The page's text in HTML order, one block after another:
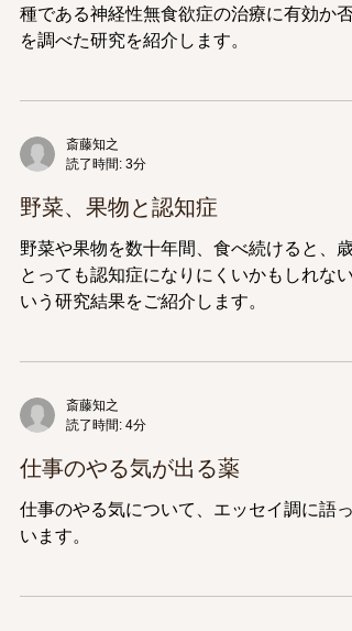
種である神経性無食欲症の治療に有効か否
を調べた研究を紹介します。
斎藤知之
読了時間: 3分
野菜、果物と認知症
野菜や果物を数十年間、食べ続けると、歳
とっても認知症になりにくいかもしれない
いう研究結果をご紹介します。
斎藤知之
読了時間: 4分
仕事のやる気が出る薬
仕事のやる気について、エッセイ調に語っ
います。